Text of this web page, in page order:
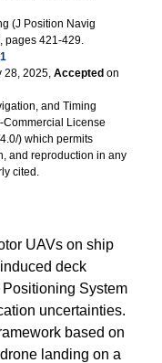
(J Position Navig
pages 421-429.
28, 2025, Accepted on
and Timing
License
) which permits
and reproduction in any
cited.
UAVs on ship
deck
System
uncertainties.
based on
landing on a